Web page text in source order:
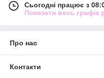
Сьогодні працює з
Показати весь графік
Про нас
Контакти